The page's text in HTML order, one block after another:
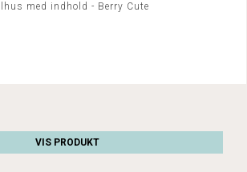
med indhold - Berry Cute
VIS PRODUKT